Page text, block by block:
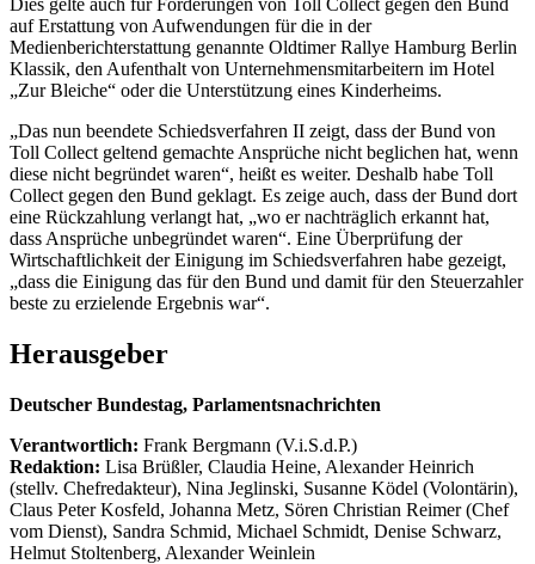
auf Erstattung von Aufwendungen für die in der
Medienberichterstattung genannte Oldtimer Rallye Hamburg Berlin
Klassik, den Aufenthalt von Unternehmensmitarbeitern im Hotel
„Zur Bleiche“ oder die Unterstützung eines Kinderheims.
„Das nun beendete Schiedsverfahren II zeigt, dass der Bund von
Toll Collect geltend gemachte Ansprüche nicht beglichen hat, wenn
diese nicht begründet waren“, heißt es weiter. Deshalb habe Toll
Collect gegen den Bund geklagt. Es zeige auch, dass der Bund dort
eine Rückzahlung verlangt hat, „wo er nachträglich erkannt hat,
dass Ansprüche unbegründet waren“. Eine Überprüfung der
Wirtschaftlichkeit der Einigung im Schiedsverfahren habe gezeigt,
„dass die Einigung das für den Bund und damit für den Steuerzahler
beste zu erzielende Ergebnis war“.
Herausgeber
Deutscher Bundestag, Parlamentsnachrichten
Verantwortlich: Frank Bergmann (V.i.S.d.P.)
Redaktion: Lisa Brüßler, Claudia Heine, Alexander Heinrich
(stellv. Chefredakteur), Nina Jeglinski, Susanne Ködel (Volontärin),
Claus Peter Kosfeld, Johanna Metz, Sören Christian Reimer (Chef
vom Dienst), Sandra Schmid, Michael Schmidt, Denise Schwarz,
Helmut Stoltenberg, Alexander Weinlein